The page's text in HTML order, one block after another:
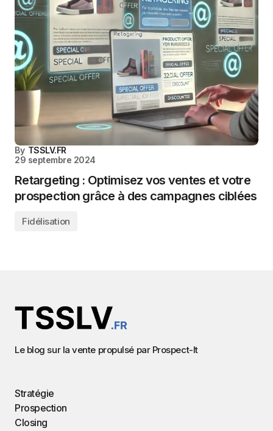
By TSSLV.FR
29 septembre 2024
Retargeting : Optimisez vos ventes et votre
prospection grâce à des campagnes ciblées
Fidélisation
Le blog sur la vente propulsé par Prospect-It
Stratégie
Prospection
Closing